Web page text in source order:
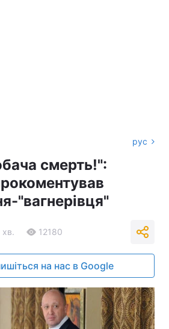
рус
смерть!":
"вагнерівця"
хв. 12180
на нас в Google